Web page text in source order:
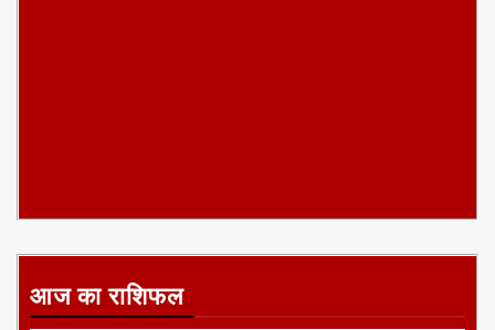
आज का राशिफल